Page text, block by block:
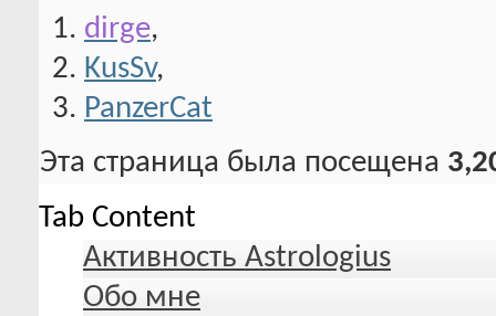
dirge,
KusSv,
PanzerCat
Эта страница была посещена
Tab Content
Активность Astrologius
Обо мне